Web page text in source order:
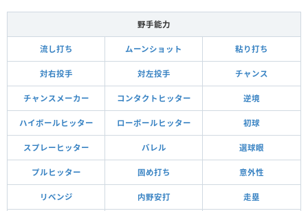
野手能力
流し打ち ムーンショット 粘り打ち
対右投手 対左投手 チャンス
チャンスメーカー コンタクトヒッター 逆境
ハイボールヒッター ローボールヒッター 初球
スプレーヒッター バレル 選球眼
プルヒッター 固め打ち 意外性
リベンジ 内野安打 走塁